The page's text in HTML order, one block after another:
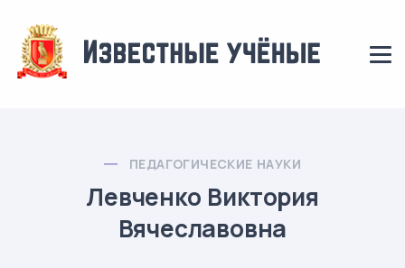
ПЕДАГОГИЧЕСКИЕ НАУКИ
Левченко Виктория
Вячеславовна